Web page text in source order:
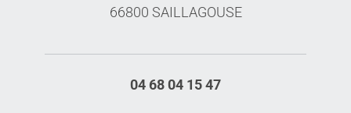
66800 SAILLAGOUSE
04 68 04 15 47